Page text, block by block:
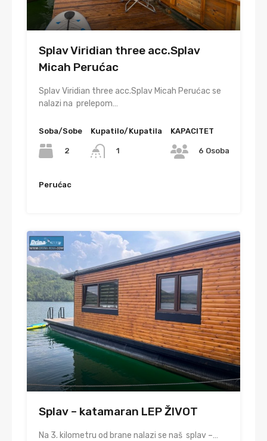
Splav Viridian three acc.Splav
Micah Perućac
Splav Viridian three acc.Splav Micah Perućac se
nalazi na prelepom…
Soba/Sobe
2
Kupatilo/Kupatila
1
KAPACITET
6 Osoba
Perućac
Splav – katamaran LEP ŽIVOT
Na 3. kilometru od brane nalazi se naš splav –…